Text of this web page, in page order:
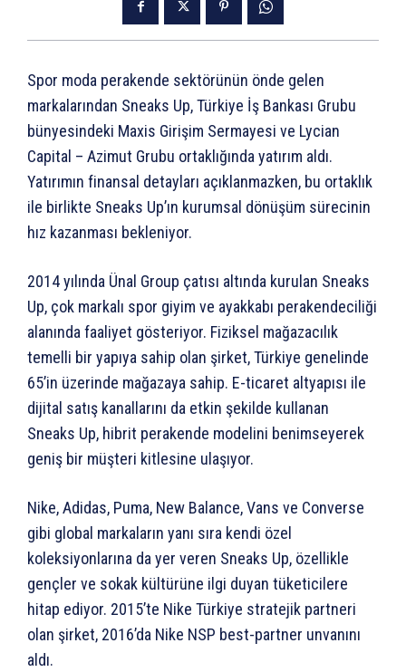
Spor moda perakende sektörünün önde gelen
markalarından Sneaks Up, Türkiye İş Bankası Grubu
bünyesindeki Maxis Girişim Sermayesi ve Lycian
Capital – Azimut Grubu ortaklığında yatırım aldı.
Yatırımın finansal detayları açıklanmazken, bu ortaklık
ile birlikte Sneaks Up’ın kurumsal dönüşüm sürecinin
hız kazanması bekleniyor.
2014 yılında Ünal Group çatısı altında kurulan Sneaks
Up, çok markalı spor giyim ve ayakkabı perakendeciliği
alanında faaliyet gösteriyor. Fiziksel mağazacılık
temelli bir yapıya sahip olan şirket, Türkiye genelinde
65’in üzerinde mağazaya sahip. E-ticaret altyapısı ile
dijital satış kanallarını da etkin şekilde kullanan
Sneaks Up, hibrit perakende modelini benimseyerek
geniş bir müşteri kitlesine ulaşıyor.
Nike, Adidas, Puma, New Balance, Vans ve Converse
gibi global markaların yanı sıra kendi özel
koleksiyonlarına da yer veren Sneaks Up, özellikle
gençler ve sokak kültürüne ilgi duyan tüketicilere
hitap ediyor. 2015’te Nike Türkiye stratejik partneri
olan şirket, 2016’da Nike NSP best-partner unvanını
aldı.